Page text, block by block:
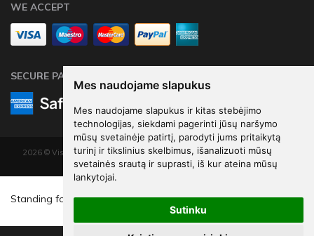
Mes naudojame slapukus
Mes naudojame slapukus ir kitas stebėjimo
technologijas, siekdami pagerinti jūsų naršymo
mūsų svetainėje patirtį, parodyti jums pritaikytą
turinį ir tikslinius skelbimus, išanalizuoti mūsų
svetainės srautą ir suprasti, iš kur ateina mūsų
lankytojai.
Sutinku
Standing foil balloon Number 7 , 84 cm, light pink €839
WE ACCEPT
SECURE PAYMENTS
2026 © Visos teisės saugomos. Kopijuoti, platinti svetainės turinį be autorių
sutikimo draudžiama.
Elektroninių parduotuvių nuoma